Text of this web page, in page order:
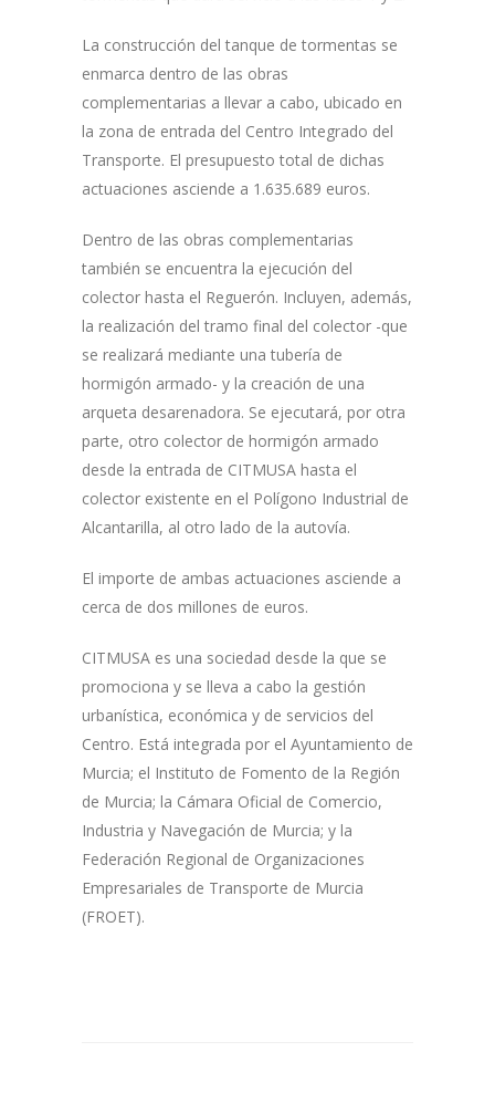
La construcción del tanque de tormentas se
enmarca dentro de las obras
complementarias a llevar a cabo, ubicado en
la zona de entrada del Centro Integrado del
Transporte. El presupuesto total de dichas
actuaciones asciende a 1.635.689 euros.
Dentro de las obras complementarias
también se encuentra la ejecución del
colector hasta el Reguerón. Incluyen, además,
la realización del tramo final del colector -que
se realizará mediante una tubería de
hormigón armado- y la creación de una
arqueta desarenadora. Se ejecutará, por otra
parte, otro colector de hormigón armado
desde la entrada de CITMUSA hasta el
colector existente en el Polígono Industrial de
Alcantarilla, al otro lado de la autovía.
El importe de ambas actuaciones asciende a
cerca de dos millones de euros.
CITMUSA es una sociedad desde la que se
promociona y se lleva a cabo la gestión
urbanística, económica y de servicios del
Centro. Está integrada por el Ayuntamiento de
Murcia; el Instituto de Fomento de la Región
de Murcia; la Cámara Oficial de Comercio,
Industria y Navegación de Murcia; y la
Federación Regional de Organizaciones
Empresariales de Transporte de Murcia
(FROET).